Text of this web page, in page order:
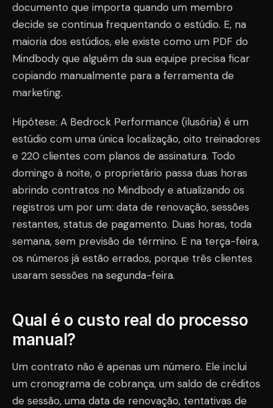
documento que importa quando um membro
decide se continua frequentando o estúdio. E, na
maioria dos estúdios, ele existe como um PDF do
Mindbody que alguém da sua equipe precisa ficar
copiando manualmente para a ferramenta de
marketing.
Hipótese: A Bedrock Performance (ilusória) é um
estúdio com uma única localização, oito treinadores
e 220 clientes com planos de assinatura. Todo
domingo à noite, o proprietário passa duas horas
abrindo contratos no Mindbody e atualizando os
registros um por um: data de renovação, sessões
restantes, status de pagamento. Duas horas, toda
semana, sem previsão de término. E na terça-feira,
os números já estão errados, porque três clientes
usaram sessões na segunda-feira.
Qual é o custo real do processo
manual?
Um contrato não é apenas um número. Ele inclui
um cronograma de cobrança, um saldo de créditos
de sessão, uma data de renovação, tentativas de